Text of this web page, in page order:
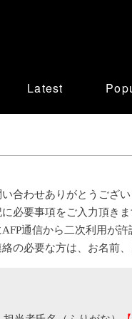
Latest
い合わせありがとうござい
必要事項をご入力頂き
通信から二次利用が
絡の必要な方は、お名前